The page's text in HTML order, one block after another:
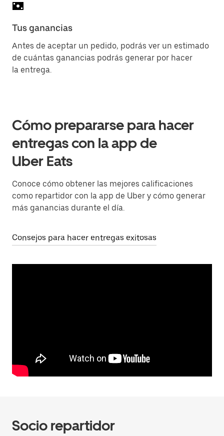
Tus ganancias
Antes de aceptar un pedido, podrás ver un estimado
de cuántas ganancias podrás generar por hacer
la entrega.
Cómo prepararse para hacer
entregas con la app de
Uber Eats
Conoce cómo obtener las mejores calificaciones
como repartidor con la app de Uber y cómo generar
más ganancias durante el día.
Consejos para hacer entregas exitosas
Socio repartidor